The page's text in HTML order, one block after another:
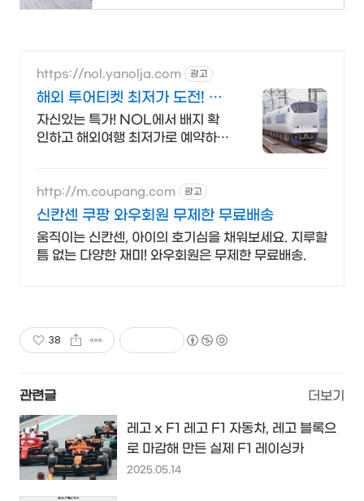
https://nol.yanolja.com 광고
해외 투어티켓 최저가 도전! 일
본 교통패스 특가!
자신있는 특가! NOL에서 배지 확
인하고 해외여행 최저가로 예약하세
http://m.coupang.com 광고
신칸센 쿠팡 와우회원 무제한 무료배송
움직이는 신칸센, 아이의 호기심을 채워보세요. 지루할
틈 없는 다양한 재미! 와우회원은 무제한 무료배송.
38
관련글 더보기
레고 x F1 레고 F1 자동차, 레고 블록으
로 마감해 만든 실제 F1 레이싱카
2025.05.14